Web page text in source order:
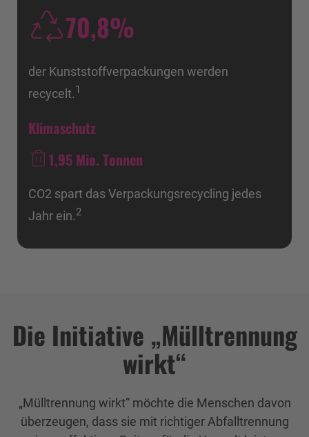
70,8%
der Kunststoff­verpackungen werden
recycelt.1
Klimaschutz
1,95 Mio. Tonnen
CO2 spart das Verpackungs­recycling jedes
Jahr ein.2
Die Initiative „Mülltrennung
wirkt“
„Mülltrennung wirkt“ möchte die Menschen davon
überzeugen, dass sie mit richtiger Abfalltrennung